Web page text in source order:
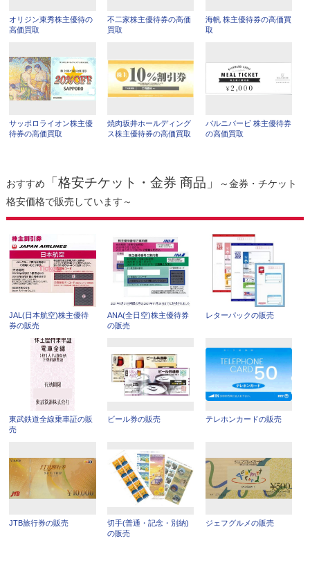
オリジン東秀株主優待の
高価買取
不二家株主優待券の高価
買取
海帆 株主優待券の高価買
取
サッポロライオン株主優
待券の高価買取
焼肉坂井ホールディング
ス株主優待券の高価買取
バルニバービ 株主優待券
の高価買取
おすすめ 「格安チケット・金券 商品」
～金券・チケット
格安価格で販売しています～
JAL(日本航空)株主優待
券の販売
ANA(全日空)株主優待券
の販売
レターパックの販売
東武鉄道全線乗車証の販
売
ビール券の販売 テレホンカードの販売
JTB旅行券の販売
切手(普通・記念・別納)
の販売
ジェフグルメの販売